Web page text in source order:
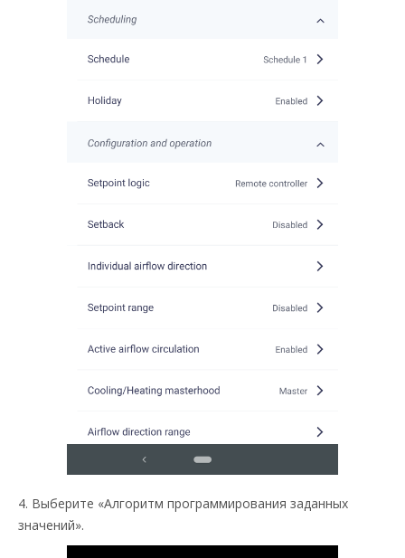
4. Выберите «Алгоритм программирования заданных
значений».